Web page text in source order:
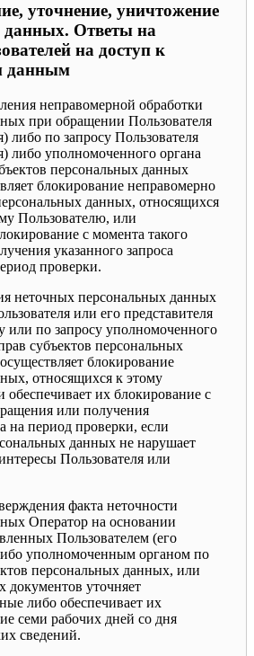
уточнение, уничтожение
данных. Ответы на
на доступ к
данным
неправомерной обработки
при обращении Пользователя
либо по запросу Пользователя
либо уполномоченного органа
персональных данных
блокирование неправомерно
данных, относящихся
Пользователю, или
с момента такого
указанного запроса
проверки.
неточных персональных данных
или его представителя
или по запросу уполномоченного
субъектов персональных
блокирование
относящихся к этому
обеспечивает их блокирование с
или получения
на период проверки, если
данных не нарушает
Пользователя или
факта неточности
Оператор на основании
Пользователем (его
уполномоченным органом по
персональных данных, или
уточняет
либо обеспечивает их
семи рабочих дней со дня
сведений.